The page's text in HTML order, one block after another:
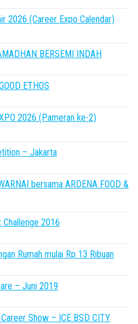
2026 (Career Expo Calendar)
BERSEMI INDAH
ETHOS
2026 (Pameran ke-2)
– Jakarta
bersama ARDENA FOOD &
2016
Rumah mulai Rp 13 Ribuan
– Juni 2019
Show – ICE BSD CITY